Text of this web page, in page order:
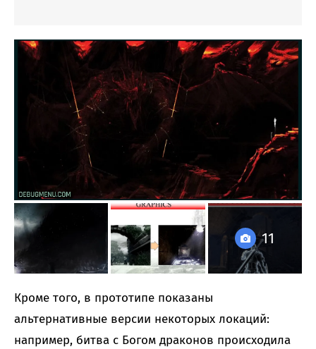
11
Кроме того, в прототипе показаны
альтернативные версии некоторых локаций:
например, битва с Богом драконов происходила